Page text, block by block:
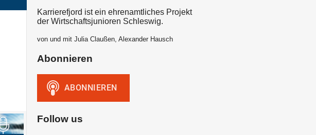
Karrierefjord ist ein ehrenamtliches Projekt
der Wirtschaftsjunioren Schleswig.
von und mit Julia Claußen, Alexander Hausch
Abonnieren
Follow us